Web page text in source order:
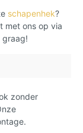
schapenhek?
met ons op via
graag!
zonder